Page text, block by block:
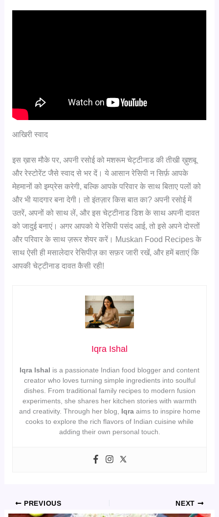
आखिरी स्वाद
इस ख़ास मौके पर, अपनी रसोई को मशरूम चेट्टीनाड की तीखी ख़ुशबू
और रेस्टोरेंट जैसे स्वाद से भर दें। ये आसान रेसिपी न सिर्फ़ आपके
मेहमानों को इम्प्रेस करेगी, बल्कि आपके परिवार के साथ बिताए पलों को
और भी यादगार बना देगी। तो इंतज़ार किस बात का? अपनी रसोई में
उतरें, अपनों को साथ लें, और इस चेट्टीनाड डिश के साथ अपनी दावत
को जादुई बनाएं। अगर आपको ये रेसिपी पसंद आई, तो इसे अपने दोस्तों
और परिवार के साथ ज़रूर शेयर करें। Muskan Food Recipes के
साथ ऐसी ही मसालेदार रेसिपीज़ का सफ़र जारी रखें, और हमें बताएं कि
आपकी चेट्टीनाड दावत कैसी रही!
Iqra Ishal
Iqra Ishal is a passionate Indian food blogger and content
creator who loves turning simple ingredients into soulful
dishes. From traditional family recipes to modern fusion
experiments, she shares her kitchen stories with warmth
and creativity. Through her blog, Iqraaims to inspire home
cooks to explore the rich flavors of Indian cuisine while
adding their own personal touch.
PREVIOUS NEXT